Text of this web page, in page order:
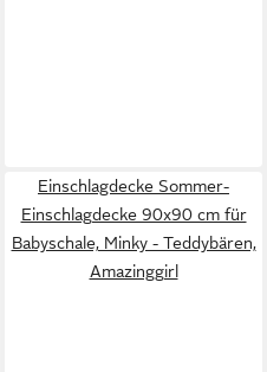
Einschlagdecke Sommer-
Einschlagdecke 90x90 cm für
Babyschale, Minky - Teddybären,
Amazinggirl